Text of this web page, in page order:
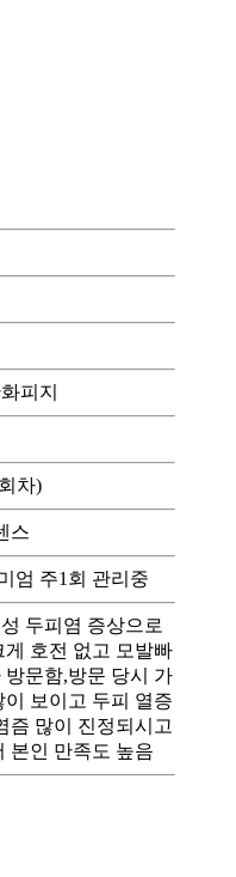
피지
차)
스
엄 주1회 관리중
두피염 증상으로
호전 없고 모발빠
문함,방문 당시 가
보이고 두피 열증
즘 많이 진정되시고
본인 만족도 높음